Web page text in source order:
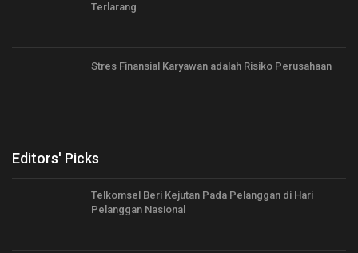
Terlarang
Stres Finansial Karyawan adalah Risiko Perusahaan
Editors' Picks
Telkomsel Beri Kejutan Pada Pelanggan di Hari
Pelanggan Nasional